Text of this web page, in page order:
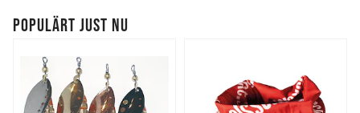
POPULÄRT JUST NU